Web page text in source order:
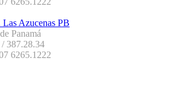
Azucenas PB
Panamá
387.28.34
6265.1222